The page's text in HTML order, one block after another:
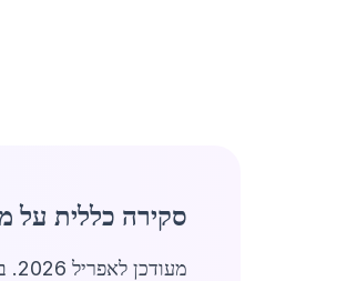
סקירה כללית על
מעודכן לאפריל 2026. בערד, עיר הדרום היפהפייה עם אוכלוסייה של כ-25,257 תושבים, תחום